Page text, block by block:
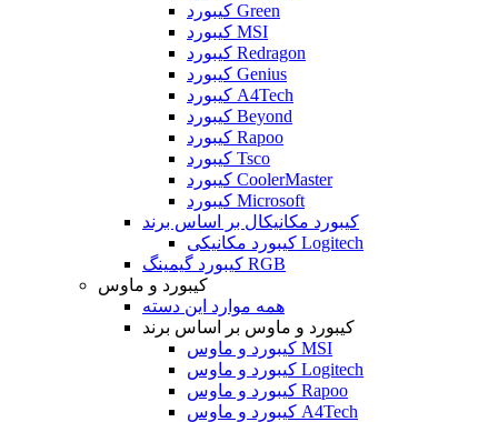
کیبورد Green
کیبورد MSI
کیبورد Redragon
کیبورد Genius
کیبورد A4Tech
کیبورد Beyond
کیبورد Rapoo
کیبورد Tsco
کیبورد CoolerMaster
کیبورد Microsoft
کیبورد مکانیکال بر اساس برند
کیبورد مکانیکی Logitech
کیبورد گیمینگ RGB
کیبورد و ماوس
همه موارد این دسته
کیبورد و ماوس بر اساس برند
کیبورد و ماوس MSI
کیبورد و ماوس Logitech
کیبورد و ماوس Rapoo
کیبورد و ماوس A4Tech